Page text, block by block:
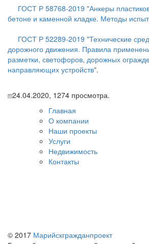
ГОСТ Р 58768-2019 "Анкеры
бетоне и каменной кладке. Методы
ГОСТ Р 52289-2019 "Технические
дорожного движения. Правила
разметки, светофоров, дорожных
направляющих устройств".
24.04.2020, 1274 просмотра.
Главная
О компании
Наши проекты
Услуги
Недвижимость
Контакты
© 2017 Марийскгражданпроект